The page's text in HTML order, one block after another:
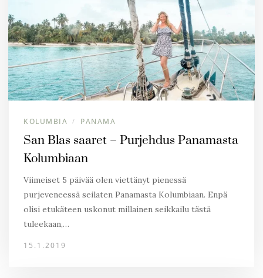
KOLUMBIA / PANAMA
San Blas saaret – Purjehdus Panamasta
Kolumbiaan
Viimeiset 5 päivää olen viettänyt pienessä
purjeveneessä seilaten Panamasta Kolumbiaan. Enpä
olisi etukäteen uskonut millainen seikkailu tästä
tuleekaan,…
15.1.2019